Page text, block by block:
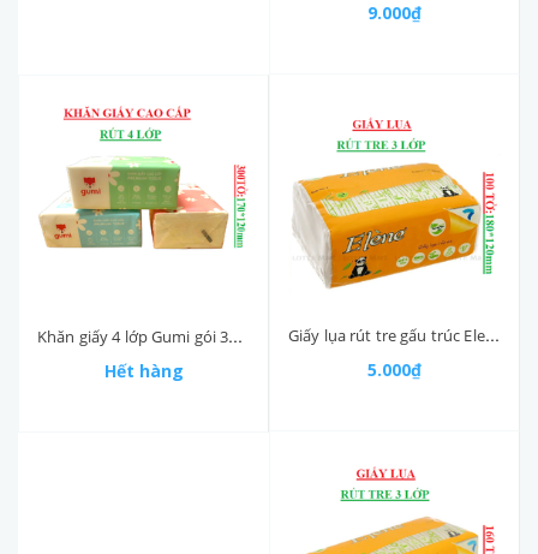
9.000₫
Khăn giấy 4 lớp Gumi gói 300 tờ 170*120mm
Hết hàng
Giấy lụa rút tre gấu trúc Elene 3 lớp bịch 100 tờ (180*120)mm
5.000₫